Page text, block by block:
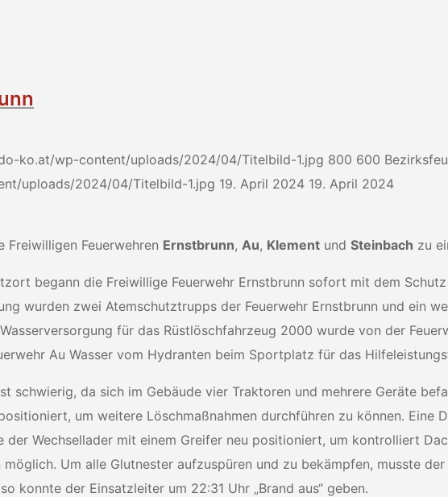
ko.at/wp-content/uploads/2024/04/Titelbild-1.jpg 800 600
uploads/2024/04/Titelbild-1.jpg 19. April 2024 19. April 2024
Freiwilligen Feuerwehren Ernstbrunn, Au, Klement und Steinbach zu
begann die Freiwillige Feuerwehr Ernstbrunn sofort mit dem
wurden zwei Atemschutztrupps der Feuerwehr Ernstbrunn und ein
für das Rüstlöschfahrzeug 2000 wurde von der
Au Wasser vom Hydranten beim Sportplatz für das
schwierig, da sich im Gebäude vier Traktoren und mehrere Geräte
um weitere Löschmaßnahmen durchführen zu können. Eine
Wechsellader mit einem Greifer neu positioniert, um kontrolliert
Um alle Glutnester aufzuspüren und zu bekämpfen, musste
konnte der Einsatzleiter um 22:31 Uhr „Brand aus“ geben.